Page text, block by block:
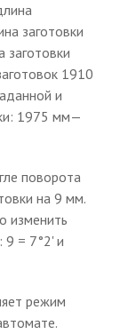
заготовки
1910
и
1975 мм—
поворота
на 9 мм.
изменить
9 = 7°2' и
режим